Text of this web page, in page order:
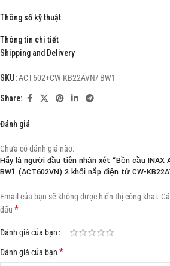
Thông số kỹ thuật
Thông tin chi tiết
Shipping and Delivery
SKU:ACT-602+CW-KB22AVN/ BW1
Share:
Đánh giá
Chưa có đánh giá nào.
Hãy là người đầu tiên nhận xét “Bồn cầu INAX
BW1 (ACT602VN) 2 khối nắp điện tử CW-
Email của bạn sẽ không được hiển thị công khai.
dấu *
Đánh giá của bạn
Đánh giá của bạn *